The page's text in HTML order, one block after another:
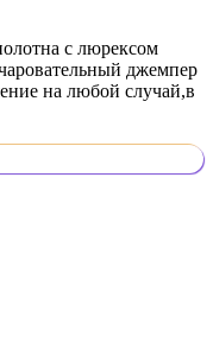
с люрексом
джемпер
на любой случай,в